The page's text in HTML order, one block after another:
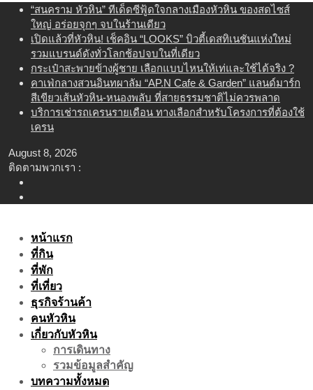
content
“สนคราม หัวหิน” ทีเด็ดซีฟู้ดใจกลางเมืองหัวหิน ของสดไซส์
ใหญ่ อร่อยจุกๆ จบในร้านเดียว
เปิดแล้วที่หัวหิน! เช็คอิน “LOOKS” บิวตี้เดสทิเนชันแห่งใหม่
รวมแบรนด์ดังทั่วโลกช้อปจบในที่เดียว
กระเป๋าสะพายข้างผู้ชาย เลือกแบบไหนให้เท่และใช้ได้จริง ?
คาเฟ่กลางสวนอินทผาลัม “AP.N Cafe & Garden” แลนด์มาร์ก
สีเขียวเส้นหัวหิน-หนองพลับ ที่สายธรรมชาติไม่ควรพลาด
บริการเช่ารถเครนรายเดือน ทางเลือกสำหรับโครงการที่ต้องใช้
เครน
August 8, 2026
ติดตามพวกเรา :
หน้าแรก
ที่กิน
ที่พัก
ที่เที่ยว
ธุรกิจร้านค้า
คนหัวหิน
เกี่ยวกับหัวหิน
การเดินทาง
รวมข้อมูลสำคัญ
บทความทั้งหมด